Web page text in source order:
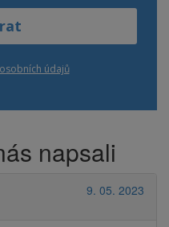
údajů
napsali
9. 05. 2023